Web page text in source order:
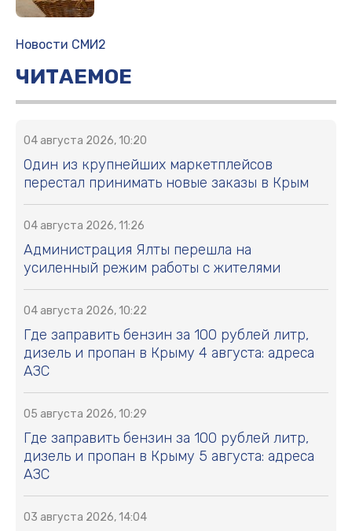
Новости СМИ2
ЧИТАЕМОЕ
04 августа 2026, 10:20
Один из крупнейших маркетплейсов
перестал принимать новые заказы в Крым
04 августа 2026, 11:26
Администрация Ялты перешла на
усиленный режим работы с жителями
04 августа 2026, 10:22
Где заправить бензин за 100 рублей литр,
дизель и пропан в Крыму 4 августа: адреса
АЗС
05 августа 2026, 10:29
Где заправить бензин за 100 рублей литр,
дизель и пропан в Крыму 5 августа: адреса
АЗС
03 августа 2026, 14:04